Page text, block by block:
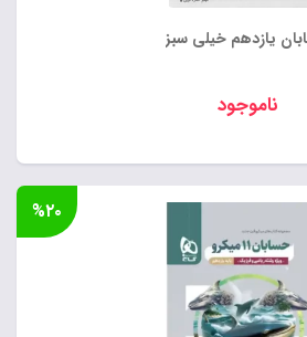
یازدهم خیلی سبز
ناموجود
%۲۰